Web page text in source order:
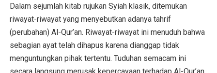
Dalam sejumlah kitab rujukan Syiah klasik, ditemukan
riwayat-riwayat yang menyebutkan adanya tahrif
(perubahan) Al-Qur’an. Riwayat-riwayat ini menuduh bahwa
sebagian ayat telah dihapus karena dianggap tidak
menguntungkan pihak tertentu. Tuduhan semacam ini